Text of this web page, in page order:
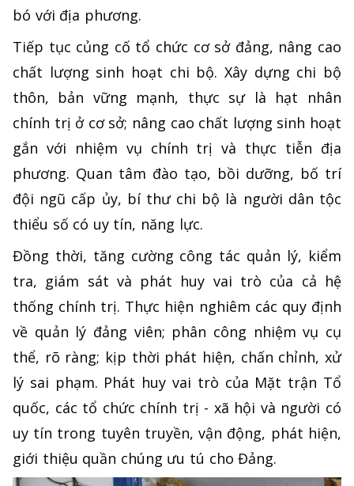
bó với địa phương.
Tiếp tục củng cố tổ chức cơ sở đảng, nâng cao
chất lượng sinh hoạt chi bộ. Xây dựng chi bộ
thôn, bản vững mạnh, thực sự là hạt nhân
chính trị ở cơ sở; nâng cao chất lượng sinh hoạt
gắn với nhiệm vụ chính trị và thực tiễn địa
phương. Quan tâm đào tạo, bồi dưỡng, bố trí
đội ngũ cấp ủy, bí thư chi bộ là người dân tộc
thiểu số có uy tín, năng lực.
Đồng thời, tăng cường công tác quản lý, kiểm
tra, giám sát và phát huy vai trò của cả hệ
thống chính trị. Thực hiện nghiêm các quy định
về quản lý đảng viên; phân công nhiệm vụ cụ
thể, rõ ràng; kịp thời phát hiện, chấn chỉnh, xử
lý sai phạm. Phát huy vai trò của Mặt trận Tổ
quốc, các tổ chức chính trị - xã hội và người có
uy tín trong tuyên truyền, vận động, phát hiện,
giới thiệu quần chúng ưu tú cho Đảng.